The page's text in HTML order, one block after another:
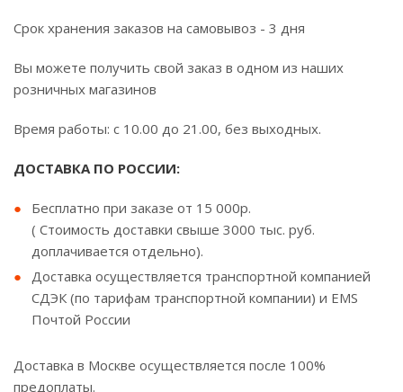
Срок хранения заказов на самовывоз - 3 дня
Вы можете получить свой заказ в одном из наших
розничных магазинов
Время работы: с 10.00 до 21.00, без выходных.
ДОСТАВКА ПО РОССИИ:
Бесплатно при заказе от 15 000р.
( Стоимость доставки свыше 3000 тыс. руб.
доплачивается отдельно).
Доставка осуществляется транспортной компанией
СДЭК (по тарифам транспортной компании) и EMS
Почтой России
Доставка в Москве осуществляется после 100%
предоплаты.